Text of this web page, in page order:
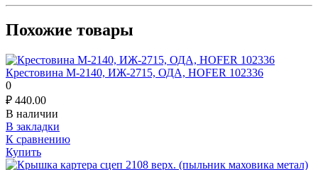
Похожие товары
Крестовина М-2140, ИЖ-2715, ОДА, HOFER 102336
0
₽ 440.00
В наличии
В закладки
К сравнению
Купить